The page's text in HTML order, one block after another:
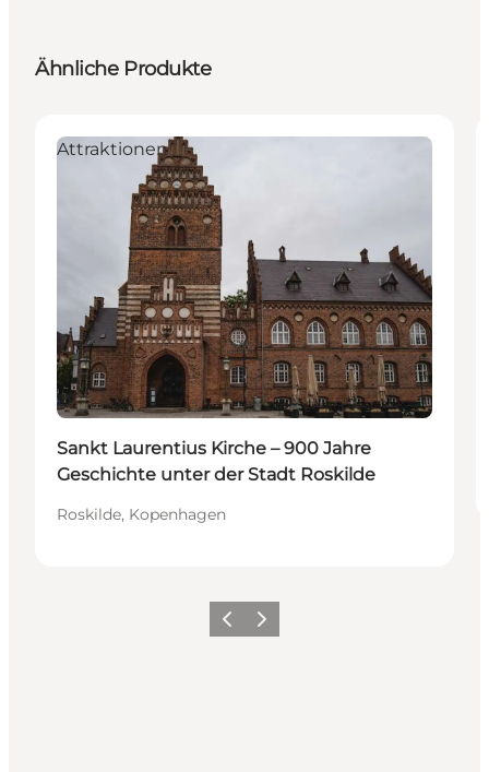
Ähnliche Produkte
Attraktionen
Sankt Laurentius Kirche – 900 Jahre
Geschichte unter der Stadt Roskilde
Roskilde, Kopenhagen
ZurückWeiter